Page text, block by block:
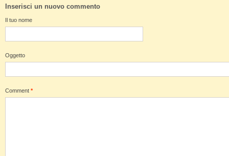
Inserisci un nuovo commento
Il tuo nome
Oggetto
Comment *